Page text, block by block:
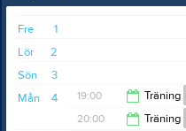
1
Fre
2
Lör
3
Sön
4
Mån 19:00 Träning
20:00 Träning